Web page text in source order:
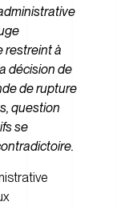
restreint à
décision de
de rupture
question
se